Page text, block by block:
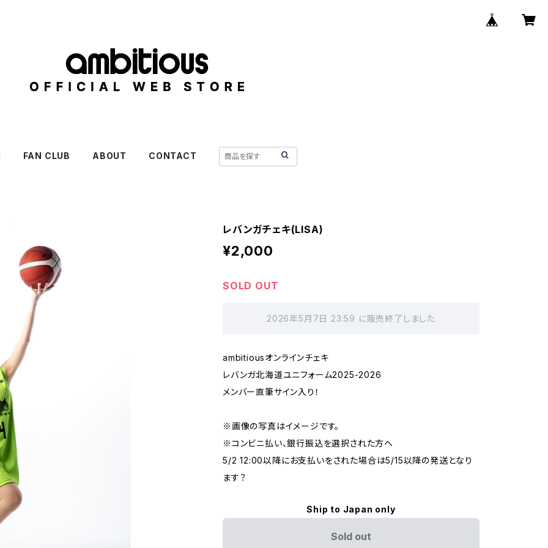
FAN CLUB ABOUT CONTACT
レバンガチェキ(LISA)
¥2,000
SOLD OUT
2026年5月7日 23:59 に販売終了しました
ambitiousオンラインチェキ
レバンガ北海道ユニフォーム2025-2026
メンバー直筆サイン入り！
※画像の写真はイメージです。
※コンビニ払い、銀行振込を選択された方へ
5/2 12:00以降にお支払いをされた場合は5/15以降の発送となり
ます？
Ship to Japan only
Sold out